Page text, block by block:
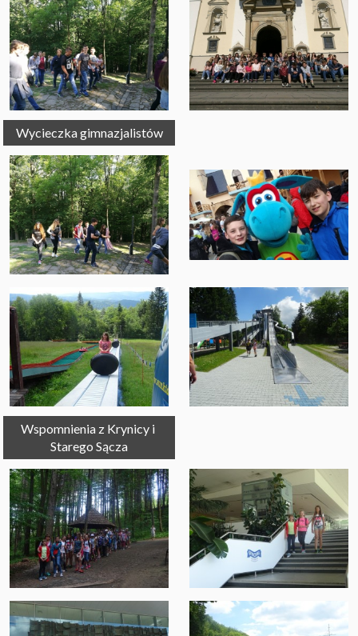
Wycieczka gimnazjalistów
Wspomnienia z Krynicy i
Starego Sącza